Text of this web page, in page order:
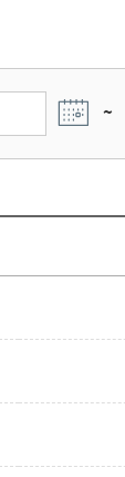
~